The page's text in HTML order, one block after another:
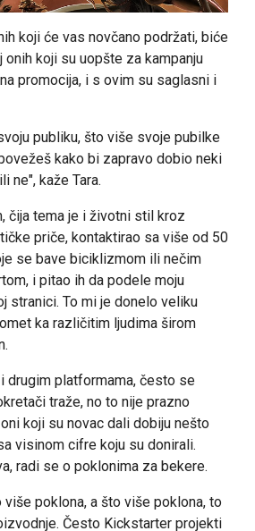
koji će vas novčano podržati, biće
koji su uopšte za kampanju
promocija, i s ovim su saglasni i
publiku, što više svoje pubilke
kako bi zapravo dobio neki
ne", kaže Tara.
čija tema je i životni stil kroz
priče, kontaktirao sa više od 50
se bave biciklizmom ili nečim
i pitao ih da podele moju
stranici. To mi je donelo veliku
ka različitim ljudima širom
drugim platformama, često se
traže, no to nije prazno
koji su novac dali dobiju nešto
visinom cifre koju su donirali.
radi se o poklonima za bekere.
poklona, a što više poklona, to
Često Kickstarter projekti